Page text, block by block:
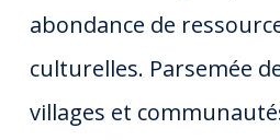
abondance de
culturelles. Parsemée
villages et